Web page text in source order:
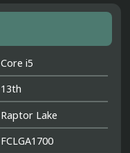
Core i5
13th
Raptor Lake
FCLGA1700